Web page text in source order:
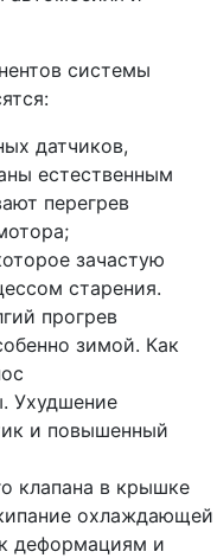
системы
датчиков,
естественным
перегрев
зачастую
старения.
прогрев
зимой. Как
Ухудшение
и повышенный
клапана в крышке
охлаждающей
деформациям и